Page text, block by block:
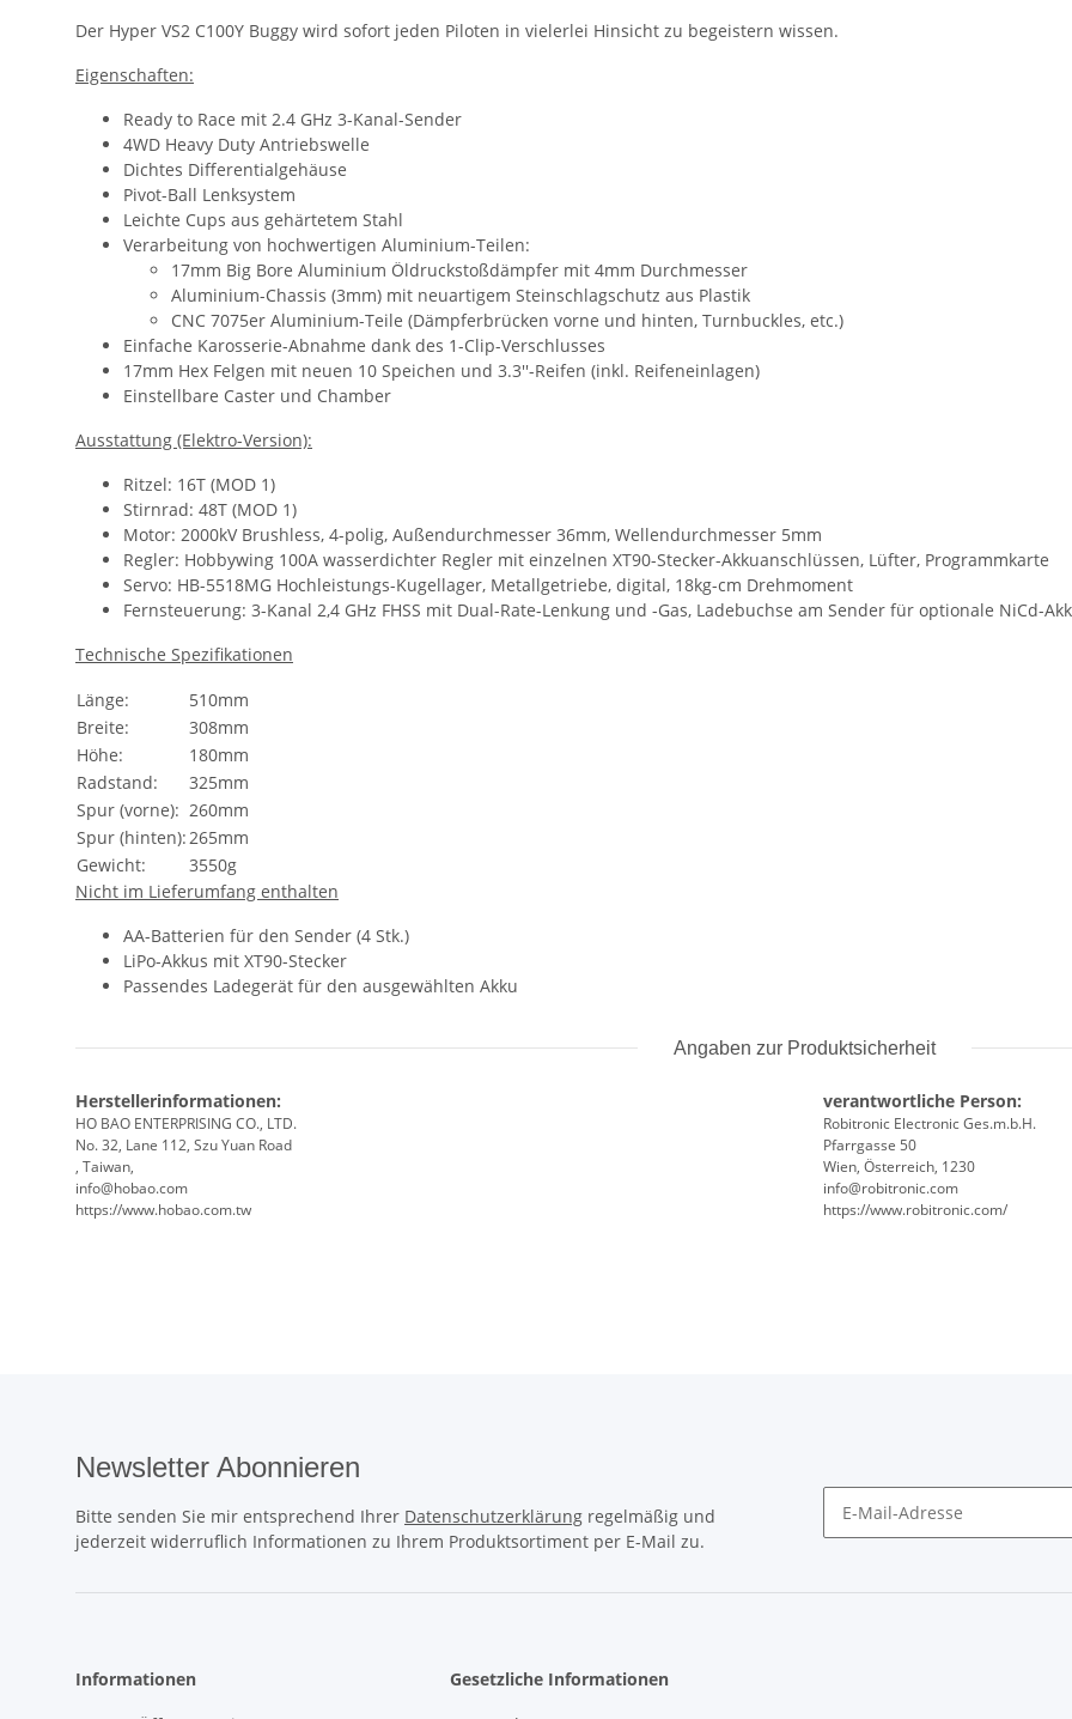
Der Hyper VS2 C100Y Buggy wird sofort jeden Piloten in vielerlei Hinsicht zu begeistern wissen.
Eigenschaften:
Ready to Race mit 2.4 GHz 3-Kanal-Sender
4WD Heavy Duty Antriebswelle
Dichtes Differentialgehäuse
Pivot-Ball Lenksystem
Leichte Cups aus gehärtetem Stahl
Verarbeitung von hochwertigen Aluminium-Teilen:
17mm Big Bore Aluminium Öldruckstoßdämpfer mit 4mm Durchmesser
Aluminium-Chassis (3mm) mit neuartigem Steinschlagschutz aus Plastik
CNC 7075er Aluminium-Teile (Dämpferbrücken vorne und hinten, Turnbuckles, etc.)
Einfache Karosserie-Abnahme dank des 1-Clip-Verschlusses
17mm Hex Felgen mit neuen 10 Speichen und 3.3''-Reifen (inkl. Reifeneinlagen)
Einstellbare Caster und Chamber
Ausstattung (Elektro-Version):
Ritzel: 16T (MOD 1)
Stirnrad: 48T (MOD 1)
Motor: 2000kV Brushless, 4-polig, Außendurchmesser 36mm, Wellendurchmesser 5mm
Regler: Hobbywing 100A wasserdichter Regler mit einzelnen XT90-Stecker-Akkuanschlüssen, Lüfter, Programmkarte
Servo: HB-5518MG Hochleistungs-Kugellager, Metallgetriebe, digital, 18kg-cm Drehmoment
Fernsteuerung: 3-Kanal 2,4 GHz FHSS mit Dual-Rate-Lenkung und -Gas, Ladebuchse am Sender für optionale NiCd-
Technische Spezifikationen
Länge:
510mm
Breite:
308mm
Höhe:
180mm
Radstand:
325mm
Spur (vorne): 260mm
Spur (hinten):265mm
Gewicht:
3550g
Nicht im Lieferumfang enthalten
AA-Batterien für den Sender (4 Stk.)
LiPo-Akkus mit XT90-Stecker
Passendes Ladegerät für den ausgewählten Akku
Angaben zur Produktsicherheit
Herstellerinformationen:
HO BAO ENTERPRISING CO., LTD.
No. 32, Lane 112, Szu Yuan Road
, Taiwan,
info@hobao.com
https://www.hobao.com.tw
verantwortliche Person:
Robitronic Electronic Ges.m.b.H.
Pfarrgasse 50
Wien, Österreich, 1230
info@robitronic.com
https://www.robitronic.com/
Newsletter Abonnieren
Bitte senden Sie mir entsprechend Ihrer Datenschutzerklärung regelmäßig und
jederzeit widerruflich Informationen zu Ihrem Produktsortiment per E-Mail zu.
Informationen Gesetzliche Informationen